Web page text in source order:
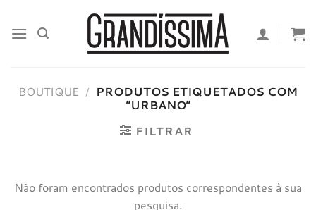
content
BOUTIQUE / PRODUTOS ETIQUETADOS COM
“URBANO”
FILTRAR
Não foram encontrados produtos correspondentes à sua
pesquisa.